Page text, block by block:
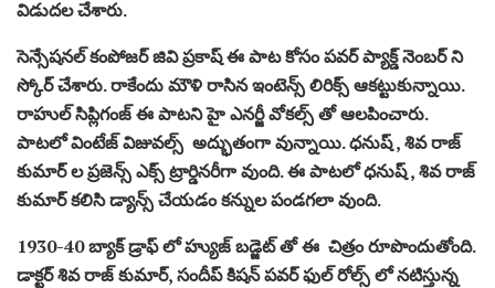
విడుదల చేశారు.
సెన్సేషనల్ కంపోజర్ జివి ప్రకాష్ ఈ పాట కోసం పవర్ ప్యాక్డ్ నెంబర్ ని
స్కోర్ చేశారు. రాకేందు మౌళి రాసిన ఇంటెన్స్ లిరిక్స్ ఆకట్టుకున్నాయి.
రాహుల్ సిప్లిగంజ్ ఈ పాటని హై ఎనర్జీ వోకల్స్ తో ఆలపించారు.
పాటలో వింటేజ్ విజువల్స్ అద్భుతంగా వున్నాయి. ధనుష్ , శివ రాజ్
కుమార్ ల ప్రజెన్స్ ఎక్స్ ట్రార్డినరీగా వుంది. ఈ పాటలో ధనుష్ , శివ రాజ్
కుమార్ కలిసి డ్యాన్స్ చేయడం కన్నుల పండగలా వుంది.
1930-40 బ్యాక్ డ్రాఫ్ లో హ్యుజ్ బడ్జెట్ తో ఈ చిత్రం రూపొందుతోంది.
డాక్టర్ శివ రాజ్ కుమార్, సందీప్ కిషన్ పవర్ ఫుల్ రోల్స్ లో నటిస్తున్న